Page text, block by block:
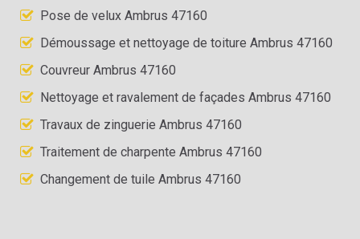
Pose de velux Ambrus 47160
Démoussage et nettoyage de toiture Ambrus 47160
Couvreur Ambrus 47160
Nettoyage et ravalement de façades Ambrus 47160
Travaux de zinguerie Ambrus 47160
Traitement de charpente Ambrus 47160
Changement de tuile Ambrus 47160